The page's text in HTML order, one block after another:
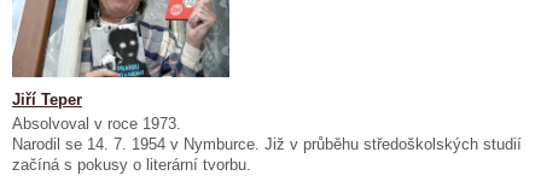
Jiří Teper
Absolvoval v roce 1973.
Narodil se 14. 7. 1954 v Nymburce. Již v průběhu středoškolských studií
začíná s pokusy o literární tvorbu.